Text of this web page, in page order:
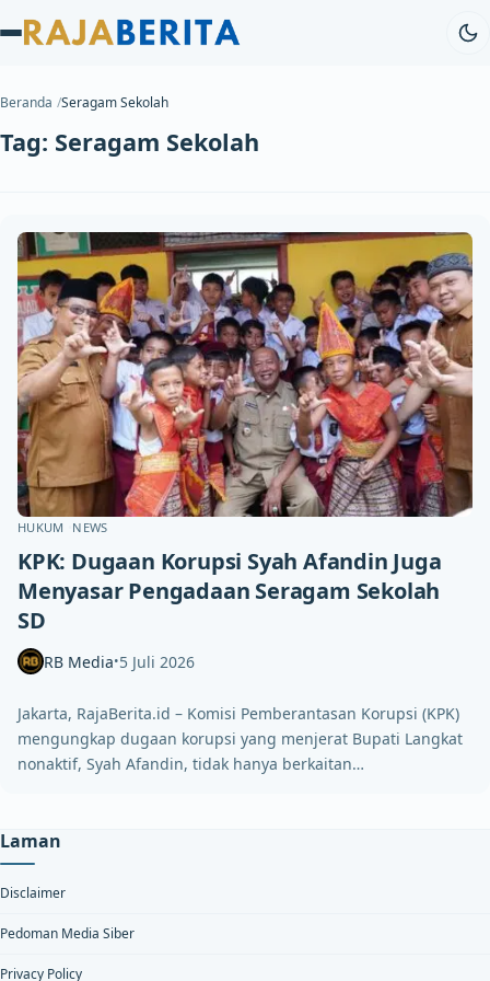
Beranda Seragam Sekolah
Tag: Seragam Sekolah
HUKUM NEWS
KPK: Dugaan Korupsi Syah Afandin Juga
Menyasar Pengadaan Seragam Sekolah
SD
RB Media•5 Juli 2026
Jakarta, RajaBerita.id – Komisi Pemberantasan Korupsi (KPK)
mengungkap dugaan korupsi yang menjerat Bupati Langkat
nonaktif, Syah Afandin, tidak hanya berkaitan…
Laman
Disclaimer
Pedoman Media Siber
Privacy Policy